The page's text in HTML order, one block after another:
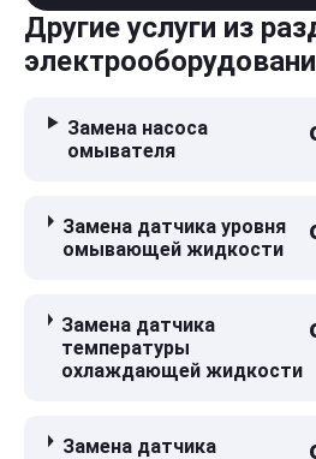
Другие услуги из
Замена насоса
омывателя
Замена датчика уровня
омывающей жидкости
Замена датчика
температуры
охлаждающей жидкости
Замена датчика